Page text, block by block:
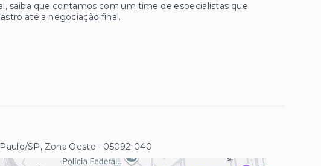
saiba que contamos com um time de especialistas que
até a negociação final.
SP, Zona Oeste - 05092-040